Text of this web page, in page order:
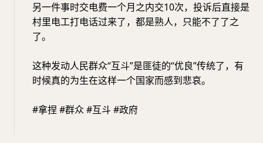
另一件事时交电费一个月之内交10次，投诉后直接是
村里电工打电话过来了，都是熟人，只能不了了之
了。
这种发动人民群众“互斗”是匪徒的“优良”传统了，有
时候真的为生在这样一个国家而感到悲哀。
#拿捏 #群众 #互斗 #政府